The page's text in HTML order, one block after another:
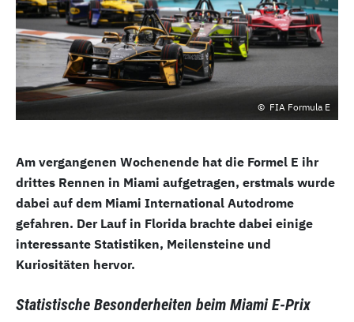
FIA Formula E
Am vergangenen Wochenende hat die Formel E ihr
drittes Rennen in Miami aufgetragen, erstmals wurde
dabei auf dem Miami International Autodrome
gefahren. Der Lauf in Florida brachte dabei einige
interessante Statistiken, Meilensteine und
Kuriositäten hervor.
Statistische Besonderheiten beim Miami E-Prix